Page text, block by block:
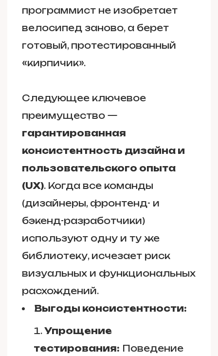
программист не изобретает
велосипед заново, а берет
готовый, протестированный
«кирпичик».
Следующее ключевое
преимущество —
гарантированная
консистентность дизайна и
пользовательского опыта
(UX). Когда все команды
(дизайнеры, фронтенд- и
бэкенд-разработчики)
используют одну и ту же
библиотеку, исчезает риск
визуальных и функциональных
расхождений.
Выгоды консистентности:
Упрощение
тестирования: Поведение